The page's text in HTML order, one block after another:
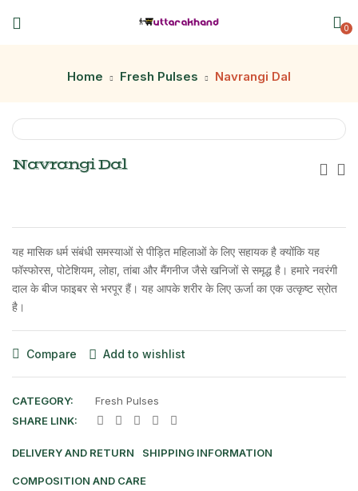
0
Home Fresh Pulses Navrangi Dal
Navrangi Dal
यह मासिक धर्म संबंधी समस्याओं से पीड़ित महिलाओं के लिए सहायक है क्योंकि यह
फॉस्फोरस, पोटेशियम, लोहा, तांबा और मैंगनीज जैसे खनिजों से समृद्ध है। हमारे नवरंगी
दाल के बीज फाइबर से भरपूर हैं। यह आपके शरीर के लिए ऊर्जा का एक उत्कृष्ट स्रोत
है।
Compare Add to wishlist
CATEGORY:
Fresh Pulses
SHARE LINK:
DELIVERY AND RETURN SHIPPING INFORMATION
COMPOSITION AND CARE